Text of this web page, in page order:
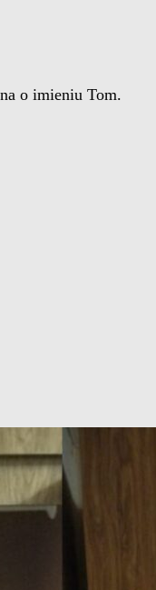
o imieniu Tom.